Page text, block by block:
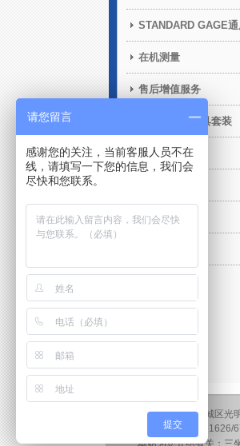
STANDARD GAGE
在机测量
售后增值服务
三坐标柔性夹具套装
工业CT
扫描仪
地址：北京市东城区
电话：010-
本站为您介绍有关：三
请您留言
感谢您的关注，当前客服人员不在
线，请填写一下您的信息，我们会
尽快和您联系。
提交